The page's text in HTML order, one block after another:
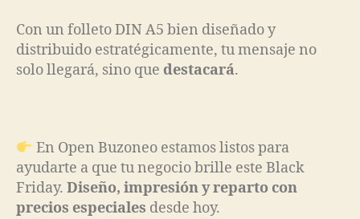
Con un folleto DIN A5 bien diseñado y
distribuido estratégicamente, tu mensaje no
solo llegará, sino que destacará.
En Open Buzoneo estamos listos para
ayudarte a que tu negocio brille este Black
Friday. Diseño, impresión y reparto con
precios especiales desde hoy.